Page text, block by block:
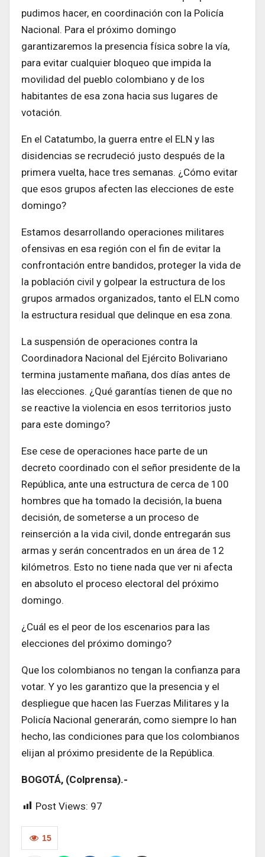
pudimos hacer, en coordinación con la Policía
Nacional. Para el próximo domingo
garantizaremos la presencia física sobre la vía,
para evitar cualquier bloqueo que impida la
movilidad del pueblo colombiano y de los
habitantes de esa zona hacia sus lugares de
votación.
En el Catatumbo, la guerra entre el ELN y las
disidencias se recrudeció justo después de la
primera vuelta, hace tres semanas. ¿Cómo evitar
que esos grupos afecten las elecciones de este
domingo?
Estamos desarrollando operaciones militares
ofensivas en esa región con el fin de evitar la
confrontación entre bandidos, proteger la vida de
la población civil y golpear la estructura de los
grupos armados organizados, tanto el ELN como
la estructura residual que delinque en esa zona.
La suspensión de operaciones contra la
Coordinadora Nacional del Ejército Bolivariano
termina justamente mañana, dos días antes de
las elecciones. ¿Qué garantías tienen de que no
se reactive la violencia en esos territorios justo
para este domingo?
Ese cese de operaciones hace parte de un
decreto coordinado con el señor presidente de la
República, ante una estructura de cerca de 100
hombres que ha tomado la decisión, la buena
decisión, de someterse a un proceso de
reinserción a la vida civil, donde entregarán sus
armas y serán concentrados en un área de 12
kilómetros. Esto no tiene nada que ver ni afecta
en absoluto el proceso electoral del próximo
domingo.
¿Cuál es el peor de los escenarios para las
elecciones del próximo domingo?
Que los colombianos no tengan la confianza para
votar. Y yo les garantizo que la presencia y el
despliegue que hacen las Fuerzas Militares y la
Policía Nacional generarán, como siempre lo han
hecho, las condiciones para que los colombianos
elijan al próximo presidente de la República.
BOGOTÁ, (Colprensa).-
Post Views: 97
15